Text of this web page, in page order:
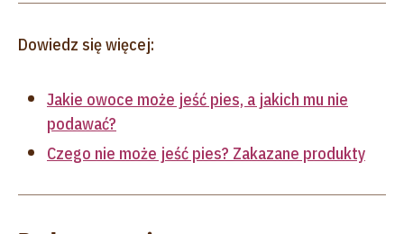
Dowiedz się więcej:
Jakie owoce może jeść pies, a jakich mu nie
podawać?
Czego nie może jeść pies? Zakazane produkty